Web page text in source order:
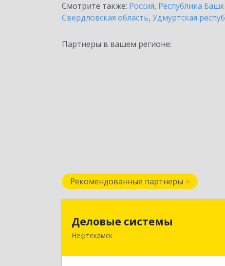
Смотрите также: Россия, Республика
Свердловская область, Удмуртская
Партнеры в вашем регионе:
Рекомендованные партнеры
Деловые системы
Нефтекамск452689, Башкортостан Респ,